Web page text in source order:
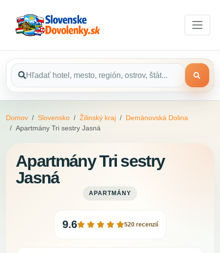
Domov Slovensko Žilinský kraj
Demänovská Dolina
Apartmány Tri sestry Jasná
Apartmány Tri sestry
Jasná
APARTMÁNY
9.6 520 recenzií